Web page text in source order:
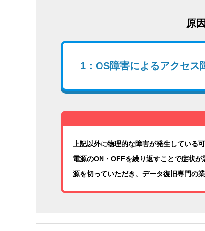
原
1：OS障害によるアクセス
上記以外に物理的な障害が発生している
電源のON・OFFを繰り返すことで症状
源を切っていただき、データ復旧専門の